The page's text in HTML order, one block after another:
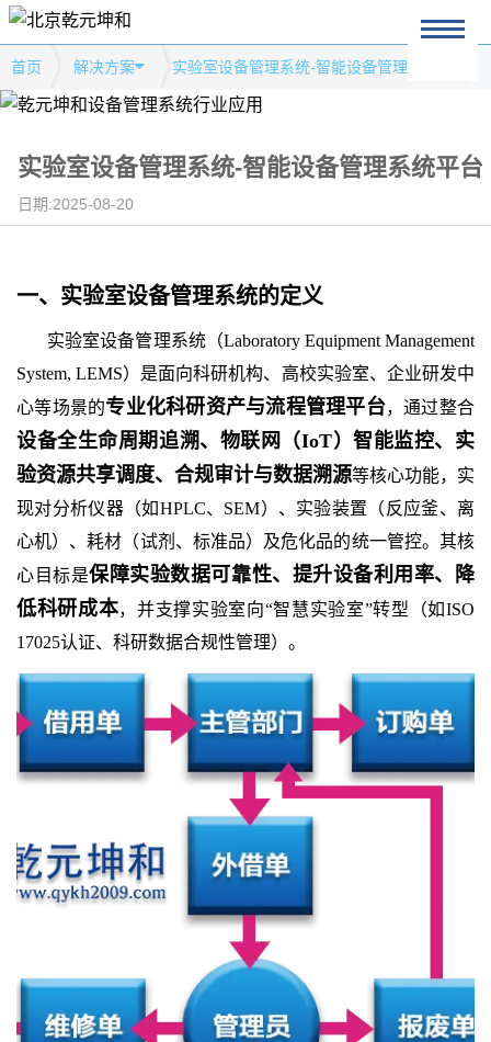
首页 解决方案 实验室设备管理系统-智能设备管理系统平台
实验室设备管理系统-智能设备管理系统平台
日期:2025-08-20
一、 实验室设备管理系统的定义
实验室设备管理系统（Laboratory Equipment Management
System, LEMS）是面向科研机构、高校实验室、企业研发中
心等场景的专业化科研资产与流程管理平台，通过整合
设备全生命周期追溯、物联网（IoT）智能监控、实
验资源共享调度、合规审计与数据溯源等核心功能，实
现对分析仪器（如HPLC、SEM）、实验装置（反应釜、离
心机）、耗材（试剂、标准品）及危化品的统一管控。其核
心目标是保障实验数据可靠性、提升设备利用率、降
低科研成本，并支撑实验室向“智慧实验室”转型（如ISO
17025认证、科研数据合规性管理）。